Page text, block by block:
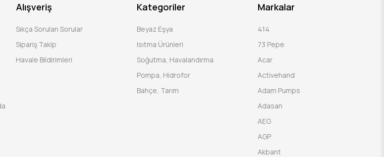
Alışveriş
Sıkça Sorulan Sorular
Sipariş Takip
Havale Bildirimleri
Kategoriler
Beyaz Eşya
Isıtma Ürünleri
Soğutma, Havalandırma
Pompa, Hidrofor
Bahçe, Tarım
Markalar
414
73 Pepe
Acar
Activehand
Adam Pumps
Adasan
AEG
AGP
Akbant